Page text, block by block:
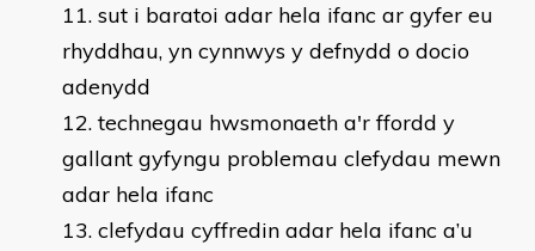
sut i baratoi adar hela ifanc ar gyfer eu
rhyddhau, yn cynnwys y defnydd o docio
adenydd
technegau hwsmonaeth a'r ffordd y
gallant gyfyngu problemau clefydau mewn
adar hela ifanc
clefydau cyffredin adar hela ifanc a’u